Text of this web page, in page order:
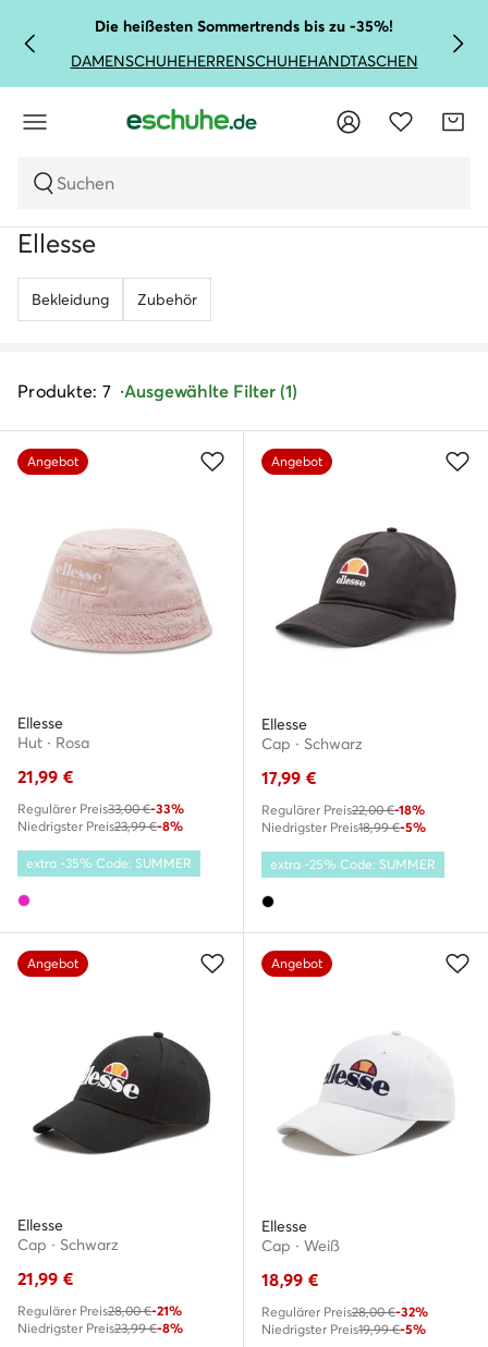
Die heißesten Sommertrends bis zu -35%!
DAMENSCHUHEHERRENSCHUHEHANDTASCHEN
Suchen
Ellesse
Bekleidung Zubehör
Produkte: 7 Ausgewählte Filter (1)
Angebot
Ellesse
Hut · Rosa
21,99 €
Regulärer Preis33,00 €-33%
Niedrigster Preis23,99 €-8%
extra -35% Code: SUMMER
Angebot
Ellesse
Cap · Schwarz
17,99 €
Regulärer Preis22,00 €-18%
Niedrigster Preis18,99 €-5%
extra -25% Code: SUMMER
Angebot
Ellesse
Cap · Schwarz
21,99 €
Regulärer Preis28,00 €-21%
Niedrigster Preis23,99 €-8%
Angebot
Ellesse
Cap · Weiß
18,99 €
Regulärer Preis28,00 €-32%
Niedrigster Preis19,99 €-5%